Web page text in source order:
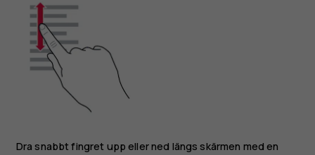
Dra snabbt fingret upp eller ned längs skärmen med en